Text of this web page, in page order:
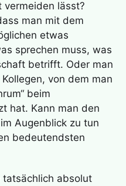
vermeiden lässt?
man mit dem
etwas
sprechen muss, was
betrifft. Oder man
von dem man
beim
hat. Kann man den
Augenblick zu tun
bedeutendsten
tatsächlich absolut